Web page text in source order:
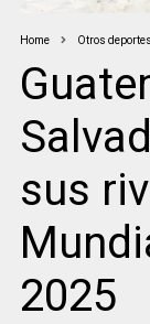
Home Otros deportes
sus
2025